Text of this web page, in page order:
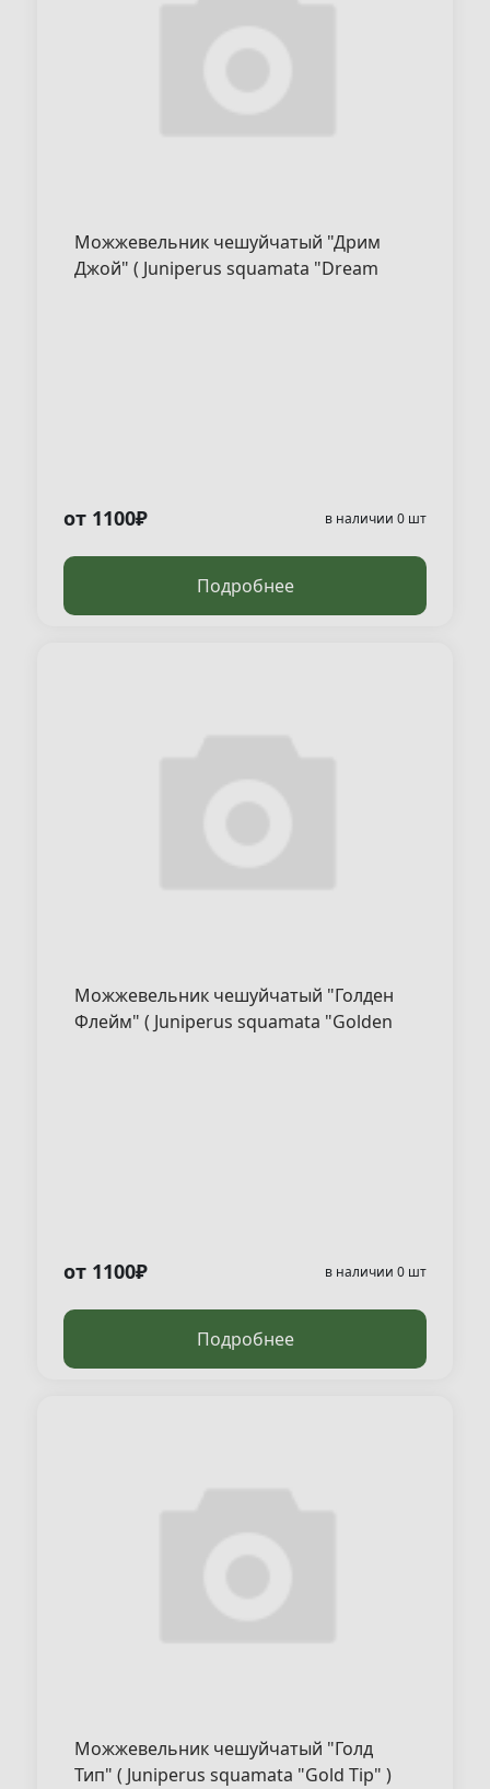
Можжевельник чешуйчатый "Дрим
Джой" ( Juniperus squamata "Dream
от 1100₽ в наличии 0 шт
Подробнее
Можжевельник чешуйчатый "Голден
Флейм" ( Juniperus squamata "Golden
от 1100₽ в наличии 0 шт
Подробнее
Можжевельник чешуйчатый "Голд
Тип" ( Juniperus squamata "Gold Tip" )